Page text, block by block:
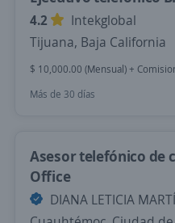
4.2
Intekglobal
Tijuana, Baja California
$ 10,000.00 (Mensual) +
Más de 30 días
Asesor telefónico de
Office
DIANA LETICIA